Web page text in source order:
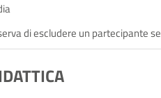
di escludere un partecipante